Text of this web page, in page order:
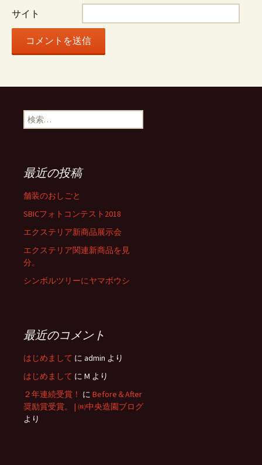
サイト
検
索
最近の投稿
舗装のおしごと
SBICフォトコンテスト2018
エクステリア新商品展示会
エクステリア関連新商品を見
分。
シンボルツリーにヤマボウシ
最近のコメント
はじめまして に admin より
はじめまして に M より
２年連続受賞！ に Before＆After
奨励賞受賞。 | ㈱中央造園ブログ
より